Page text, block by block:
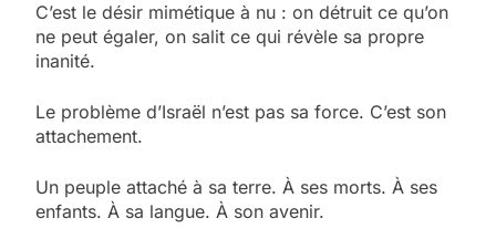
C’est le désir mimétique à nu : on détruit ce qu’on
ne peut égaler, on salit ce qui révèle sa propre
inanité.
Le problème d’Israël n’est pas sa force. C’est son
attachement.
Un peuple attaché à sa terre. À ses morts. À ses
enfants. À sa langue. À son avenir.